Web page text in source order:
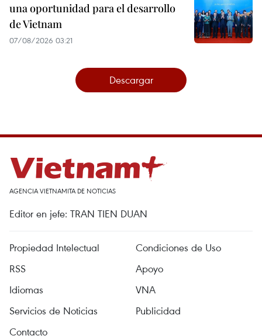
una oportunidad para el desarrollo
de Vietnam
07/08/2026 03:21
Descargar
AGENCIA VIETNAMITA DE NOTICIAS
Editor en jefe: TRAN TIEN DUAN
Propiedad Intelectual
Condiciones de Uso
RSS
Apoyo
Idiomas
VNA
Servicios de Noticias
Publicidad
Contacto